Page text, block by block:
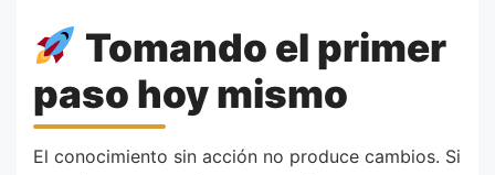
Tomando el primer
paso hoy mismo
El conocimiento sin acción no produce cambios. Si